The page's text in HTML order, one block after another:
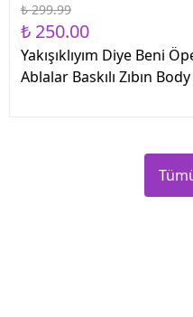
₺ 299.99
₺ 250.00
Yakışıklıyım Diye Beni
Ablalar Baskılı Zıbın Body